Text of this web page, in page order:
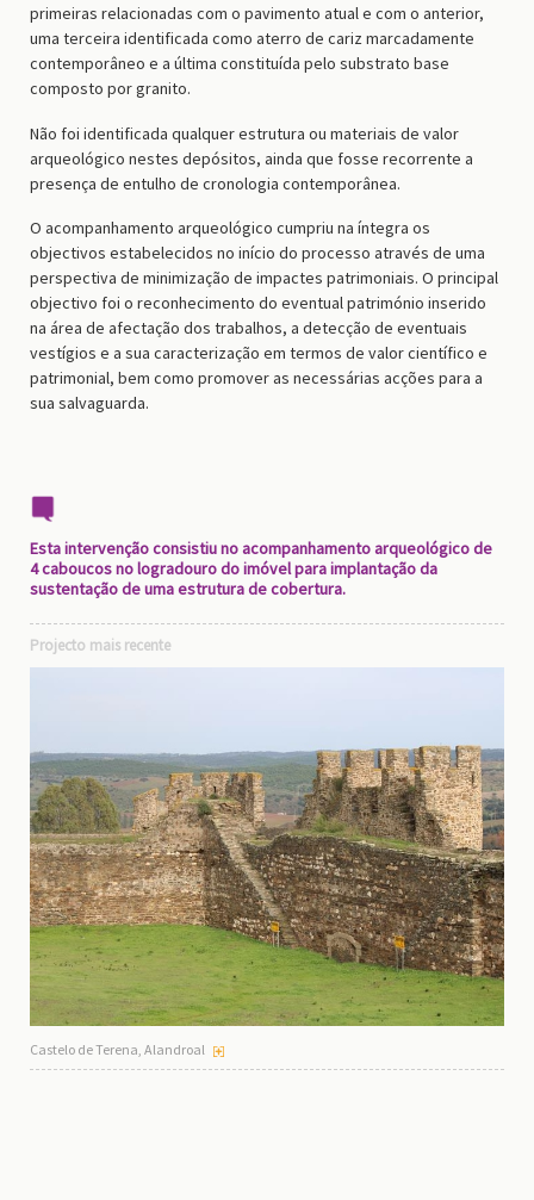
primeiras relacionadas com o pavimento atual e com o anterior,
uma terceira identificada como aterro de cariz marcadamente
contemporâneo e a última constituída pelo substrato base
composto por granito.
Não foi identificada qualquer estrutura ou materiais de valor
arqueológico nestes depósitos, ainda que fosse recorrente a
presença de entulho de cronologia contemporânea.
O acompanhamento arqueológico cumpriu na íntegra os
objectivos estabelecidos no início do processo através de uma
perspectiva de minimização de impactes patrimoniais. O principal
objectivo foi o reconhecimento do eventual património inserido
na área de afectação dos trabalhos, a detecção de eventuais
vestígios e a sua caracterização em termos de valor científico e
patrimonial, bem como promover as necessárias acções para a
sua salvaguarda.
Esta intervenção consistiu no acompanhamento arqueológico de
4 caboucos no logradouro do imóvel para implantação da
sustentação de uma estrutura de cobertura.
Projecto mais recente
Castelo de Terena, Alandroal